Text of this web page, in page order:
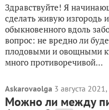
Здравствуйте! Я
сделать живую изгородь
обыкновенного вдоль
вопрос: не вредно ли
плодовыми и овощными
много противоречивой...
Askarovaolga 3 августа
Можно ли между